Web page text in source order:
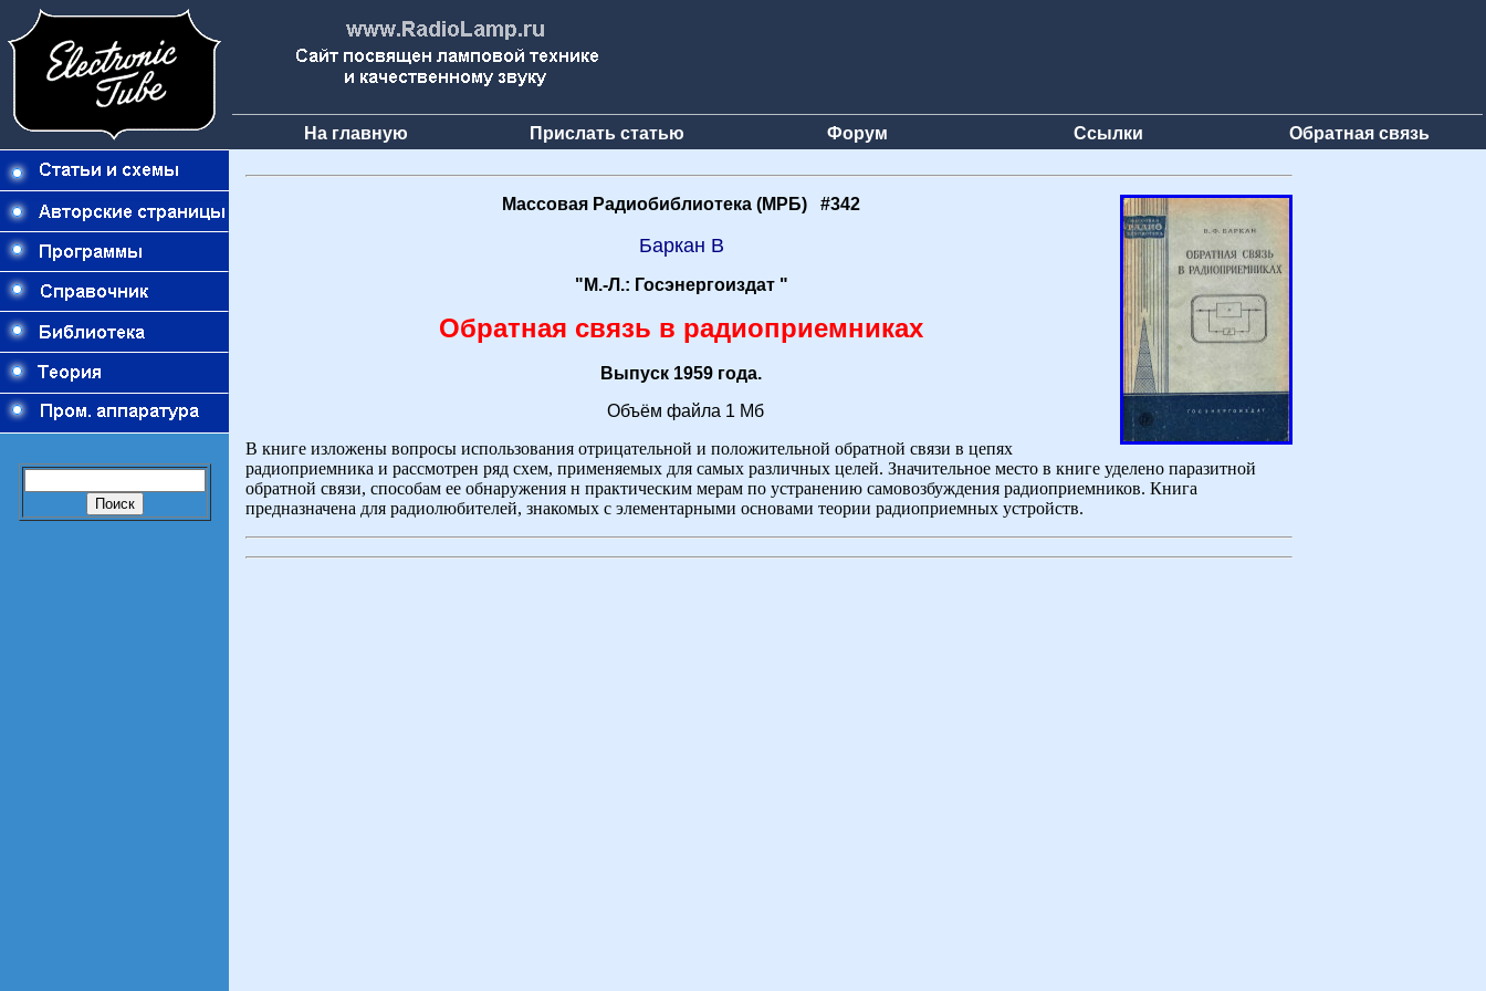
На главную Прислать статью Форум Ссылки Обратная связь
Массовая Радиобиблиотека (МРБ) #342
Баркан В
"М.-Л.: Госэнергоиздат "
Обратная связь в радиоприемниках
Выпуск 1959 года.
Объём файла 1 Мб
В книге изложены вопросы использования отрицательной и положительной обратной связи в цепях
радиоприемника и рассмотрен ряд схем, применяемых для самых различных целей. Значительное место в книге уделено паразитной
обратной связи, способам ее обнаружения н практическим мерам по устранению самовозбуждения радиоприемников. Книга
предназначена для радиолюбителей, знакомых с элементарными основами теории радиоприемных устройств.